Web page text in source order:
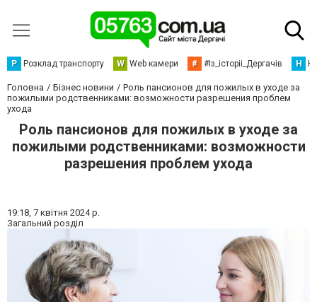
Р Розклад транспорту W Web камери # #Із_історіі_Дергачів Н
Головна Бізнес новини
Роль пансионов для пожилых в уходе за
пожилыми родственниками: возможности разрешения проблем
ухода
Роль пансионов для пожилых в уходе за
пожилыми родственниками: возможности
разрешения проблем ухода
19:18, 7 квітня 2024 р.
Загальний розділ